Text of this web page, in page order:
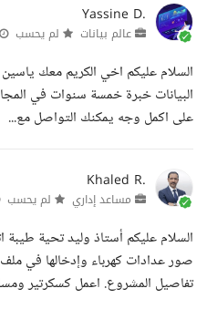
Yassine D.
عالم بيانات لم يحسب
السلام عليكم اخي الكريم معك
البيانات خبرة خمسة سنوات في
على اكمل وجه يمكنك التواصل مع...
Khaled R.
مساعد إداري لم يحسب
السلام عليكم أستاذ وليد تحية
تفاصيل المشروع. اعمل كسكرتير